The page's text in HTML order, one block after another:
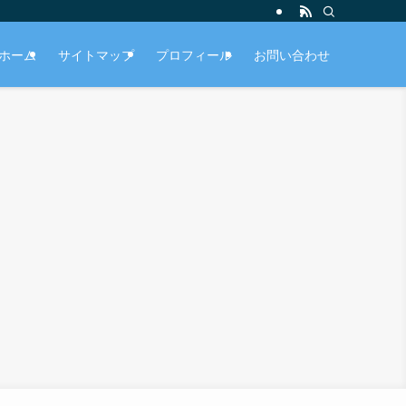
ーム サイトマップ プロフィール お問い合わせ